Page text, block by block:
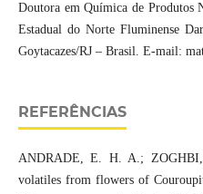
Doutora em Química de Produtos
Estadual do Norte Fluminense
Goytacazes/RJ – Brasil. E-mail:
REFERÊNCIAS
ANDRADE, E. H. A.;
volatiles from flowers of